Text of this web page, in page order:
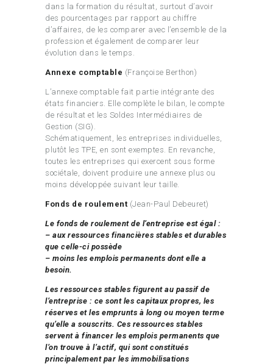
dans la formation du résultat, surtout d’avoir
des pourcentages par rapport au chiffre
d’affaires, de les comparer avec l’ensemble de la
profession et également de comparer leur
évolution dans le temps.
Annexe comptable (Françoise Berthon)
L’annexe comptable fait partie intégrante des
états financiers. Elle complète le bilan, le compte
de résultat et les Soldes Intermédiaires de
Gestion (SIG).
Schématiquement, les entreprises individuelles,
plutôt les TPE, en sont exemptes. En revanche,
toutes les entreprises qui exercent sous forme
sociétale, doivent produire une annexe plus ou
moins développée suivant leur taille.
Fonds de roulement (Jean-Paul Debeuret)
Le fonds de roulement de l’entreprise est égal :
– aux ressources financières stables et durables
que celle-ci possède
– moins les emplois permanents dont elle a
besoin.
Les ressources stables figurent au passif de
l’entreprise : ce sont les capitaux propres, les
réserves et les emprunts à long ou moyen terme
qu’elle a souscrits. Ces ressources stables
servent à financer les emplois permanents que
l’on trouve à l’actif, qui sont constitués
principalement par les immobilisations